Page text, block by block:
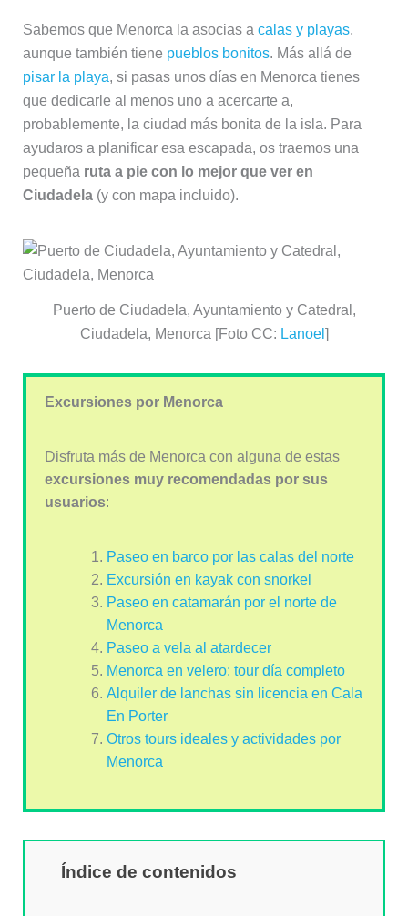
Sabemos que Menorca la asocias a calas y playas,
aunque también tiene pueblos bonitos. Más allá de
pisar la playa, si pasas unos días en Menorca tienes
que dedicarle al menos uno a acercarte a,
probablemente, la ciudad más bonita de la isla. Para
ayudaros a planificar esa escapada, os traemos una
pequeña ruta a pie con lo mejor que ver en
Ciudadela(y con mapa incluido).
Puerto de Ciudadela, Ayuntamiento y Catedral,
Ciudadela, Menorca [Foto CC: Lanoel ]
Excursiones por Menorca
Disfruta más de Menorca con alguna de estas
excursiones muy recomendadas por sus
usuarios:
Paseo en barco por las calas del norte
Excursión en kayak con snorkel
Paseo en catamarán por el norte de
Menorca
Paseo a vela al atardecer
Menorca en velero: tour día completo
Alquiler de lanchas sin licencia en Cala
En Porter
Otros tours ideales y actividades por
Menorca
Índice de contenidos